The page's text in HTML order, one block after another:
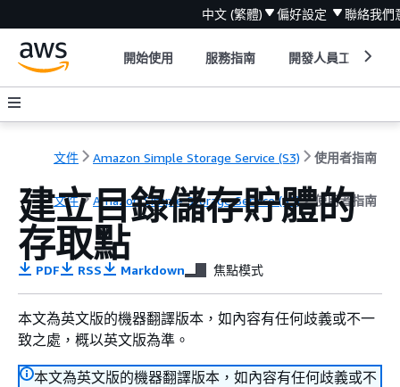
中文 (繁體) 偏好設定 聯絡我們
開始使用 服務指南 開發人員工具
文件 Amazon Simple Storage Service (S3) 使用者指南
文件 Amazon Simple Storage Service (S3) 使用者指南
建立目錄儲存貯體的
存取點
PDF RSS Markdown 焦點模式
本文為英文版的機器翻譯版本，如內容有任何歧義或不一
致之處，概以英文版為準。
本文為英文版的機器翻譯版本，如內容有任何歧義或不